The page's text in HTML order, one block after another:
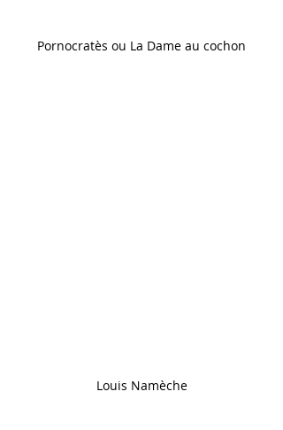
Pornocratès ou La Dame au cochon
Louis Namèche